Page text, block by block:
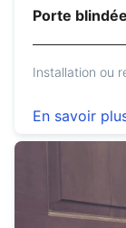
Porte
Installation ou
En savoir